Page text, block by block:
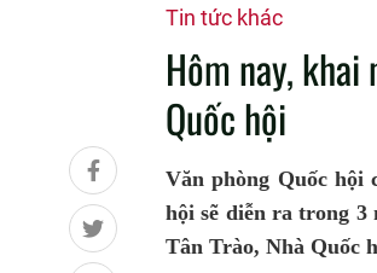
Tin tức khác
Hôm nay, khai
Quốc hội
Văn phòng Quốc hội
hội sẽ diễn ra trong 3
Tân Trào, Nhà Quốc